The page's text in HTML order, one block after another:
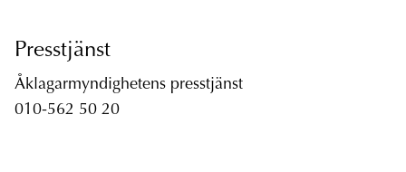
Presstjänst
Åklagarmyndighetens presstjänst
010-562 50 20